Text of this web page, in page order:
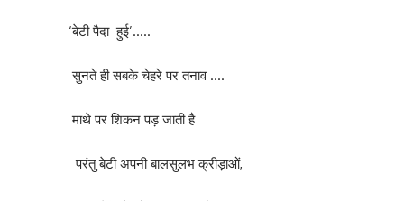
‘बेटी पैदा हुई’…..
सुनते ही सबके चेहरे पर तनाव ….
माथे पर शिकन पड़ जाती है
परंतु बेटी अपनी बालसुलभ क्रीड़ाओं,